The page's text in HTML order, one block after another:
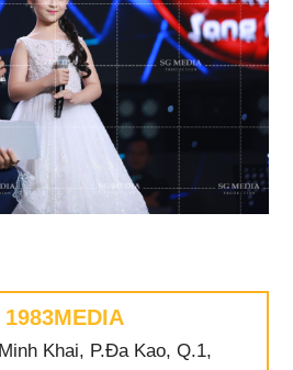
Khai, P.Đa Kao, Q.1,